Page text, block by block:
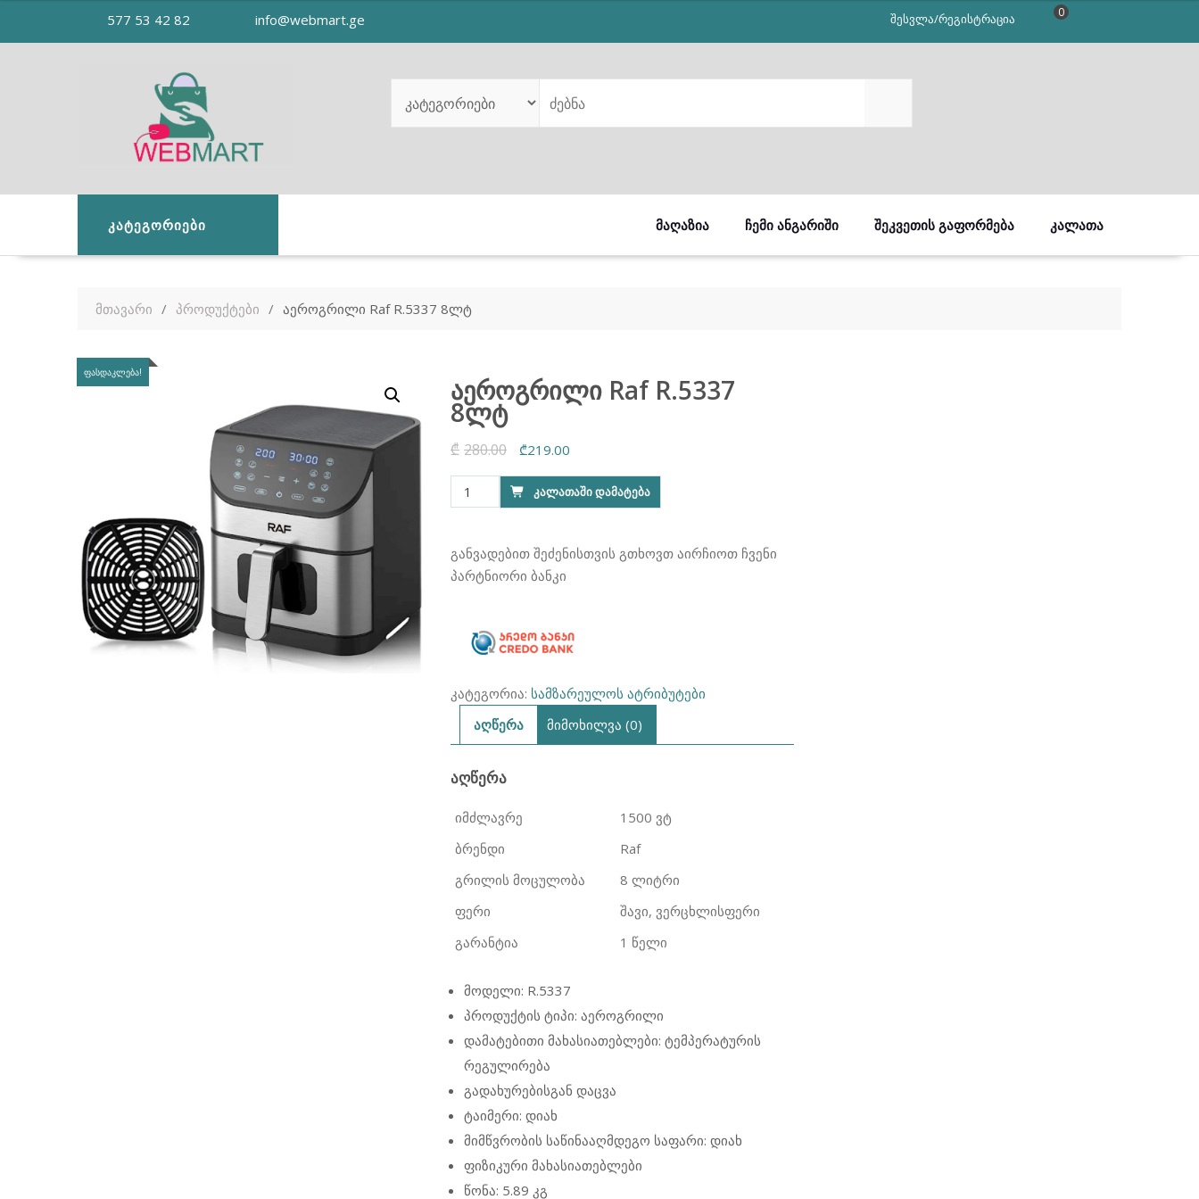
577 53 42 82 info@webmart.ge შესვლა/რეგისტრაცია 0
ᲙᲐᲢᲔᲒᲝᲠᲘᲔᲑᲘ ᲛᲐᲦᲐᲖᲘᲐ ᲩᲔᲛᲘ ᲐᲜᲒᲐᲠᲘᲨᲘ ᲨᲔᲙᲕᲔᲗᲘᲡ ᲒᲐᲤᲝᲠᲛᲔᲑᲐ ᲙᲐᲚᲐᲗᲐ
მთავარი პროდუქტები აეროგრილი Raf R.5337 8ლტ
ᲤᲐᲡᲓᲐᲙᲚᲔᲑᲐ!
აეროგრილი Raf R.5337
8ლტ
₾ 280.00
Original
price
was:
₾219.00
price
is:
რაოდენობა:
აეროგრილი
R.5337
8ლტ
ᲙᲐᲚᲐᲗᲐᲨᲘ ᲓᲐᲛᲐᲢᲔᲑᲐ
განვადებით შეძენისთვის გთხოვთ აირჩიოთ ჩვენი
პარტნიორი ბანკი
კატეგორია: სამზარეულოს ატრიბუტები
აღწერა
მიმოხილვა (0)
ᲐᲦᲬᲔᲠᲐ
იმძლავრე
1500 ვტ
ბრენდი
Raf
გრილის მოცულობა
8 ლიტრი
ფერი
შავი, ვერცხლისფერი
გარანტია
1 წელი
მოდელი: R.5337
პროდუქტის ტიპი: აეროგრილი
დამატებითი მახასიათებლები: ტემპერატურის
რეგულირება
გადახურებისგან დაცვა
ტაიმერი: დიახ
მიმწვრობის საწინააღმდეგო საფარი: დიახ
ფიზიკური მახასიათებლები
წონა: 5.89 კგ
₾280.00.₾219.00.